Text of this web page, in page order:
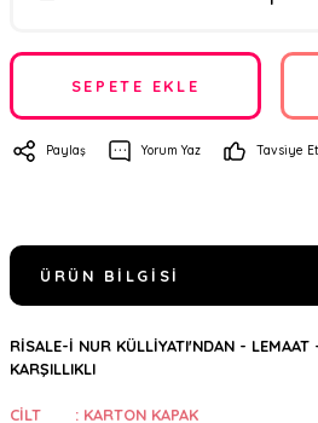
SEPETE EKLE
Paylaş Yorum Yaz Tavsiye Et
ÜRÜN BILGISI
RİSALE-İ NUR KÜLLİYATI'NDAN -
KARŞILLIKLI
CİLT : KARTON KAPAK